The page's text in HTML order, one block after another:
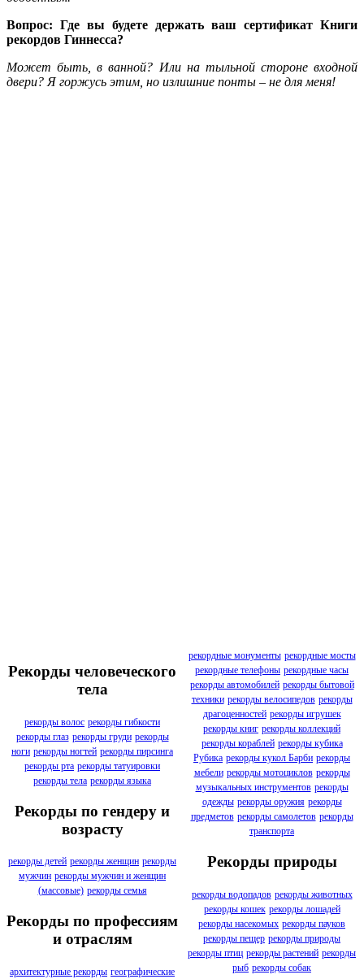
Вопрос: Где вы будете держать ваш сертификат Книги
рекордов Гиннесса?
Может быть, в ванной? Или на тыльной стороне входной
двери? Я горжусь этим, но излишние понты – не для меня!
Рекорды человеческого
тела
рекорды волос рекорды гибкости
рекорды глаз рекорды груди рекорды
ноги рекорды ногтей рекорды пирсинга
рекорды рта рекорды татуировки
рекорды тела рекорды языка
Рекорды по гендеру и
возрасту
рекорды детей рекорды женщин рекорды
мужчин рекорды мужчин и женщин
(массовые) рекорды семья
Рекорды по профессиям
и отраслям
архитектурные рекорды географические
рекордные монументы рекордные мосты
рекордные телефоны рекордные часы
рекорды автомобилей рекорды бытовой
техники рекорды велосипедов рекорды
драгоценностей рекорды игрушек
рекорды книг рекорды коллекций
рекорды кораблей рекорды кубика
Рубика рекорды кукол Барби рекорды
мебели рекорды мотоциклов рекорды
музыкальных инструментов рекорды
одежды рекорды оружия рекорды
предметов рекорды самолетов рекорды
транспорта
Рекорды природы
рекорды водопадов рекорды животных
рекорды кошек рекорды лошадей
рекорды насекомых рекорды пауков
рекорды пещер рекорды природы
рекорды птиц рекорды растений рекорды
рыб рекорды собак